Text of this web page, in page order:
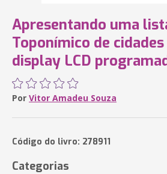
Apresentando uma
Toponímico de cidades
display LCD
Por Vitor Amadeu Souza
Código do livro: 278911
Categorias